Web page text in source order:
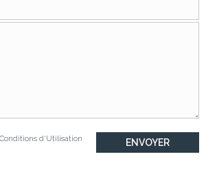
Conditions d'Utilisation